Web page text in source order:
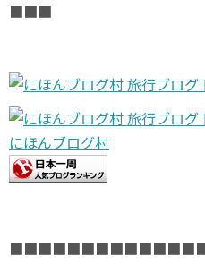
■■■
にほんブログ村